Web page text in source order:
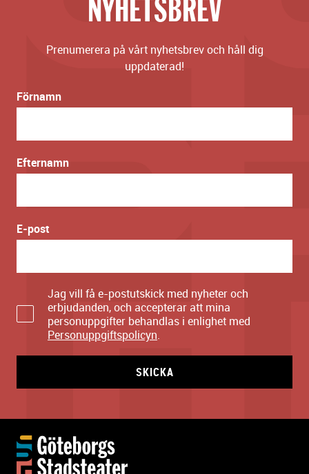
NYHETSBREV
Prenumerera på vårt nyhetsbrev och håll dig
uppdaterad!
Förnamn
Efternamn
E-post
Jag vill få e-postutskick med nyheter och
erbjudanden, och accepterar att mina
personuppgifter behandlas i enlighet med
Personuppgiftspolicyn.
SKICKA